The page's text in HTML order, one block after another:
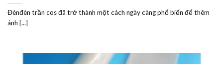
Đènđèn trần cos đã trở thành một cách ngày càng phổ biến để thêm
ánh [...]